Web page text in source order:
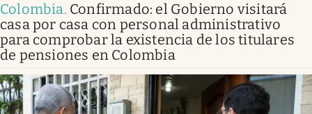
Colombia. Confirmado: el Gobierno visitará
casa por casa con personal administrativo
para comprobar la existencia de los titulares
de pensiones en Colombia